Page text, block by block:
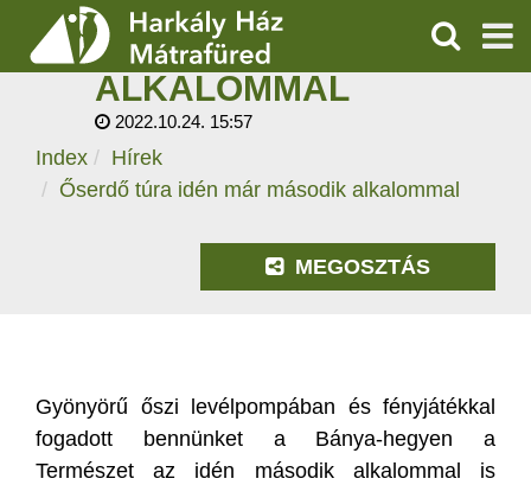
SZOLGÁLTATÁSOK
PROGRAMOK
KERESÉS
ŐSERDŐ TÚRA IDÉN
MÁR MÁSODIK
ALKALOMMAL
2022.10.24. 15:57
Index
Hírek
Őserdő túra idén már második alkalommal
MEGOSZTÁS
Gyönyörű őszi levélpompában és fényjátékkal
fogadott bennünket a Bánya-hegyen a
Természet az idén második alkalommal is